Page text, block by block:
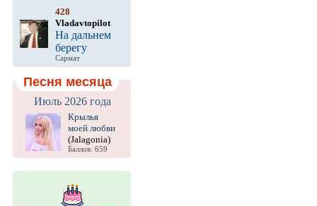
428
Vladavtopilot
На дальнем
берегу
Сармат
Песня месяца
Июль 2026 года
Крылья
моей любви
(Jalagonia)
Баллов: 659